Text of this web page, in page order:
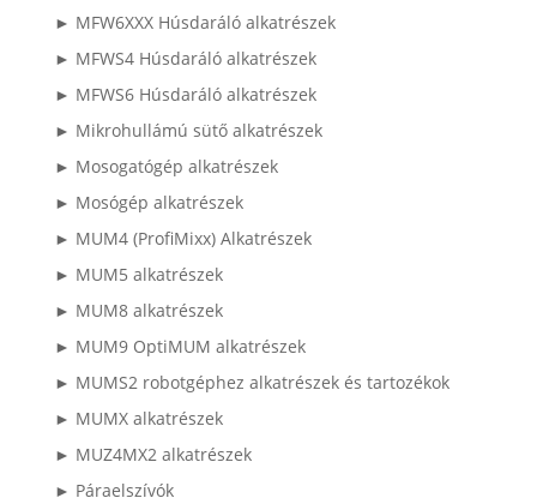
► MFW6XXX Húsdaráló alkatrészek
► MFWS4 Húsdaráló alkatrészek
► MFWS6 Húsdaráló alkatrészek
► Mikrohullámú sütő alkatrészek
► Mosogatógép alkatrészek
► Mosógép alkatrészek
► MUM4 (ProfiMixx) Alkatrészek
► MUM5 alkatrészek
► MUM8 alkatrészek
► MUM9 OptiMUM alkatrészek
► MUMS2 robotgéphez alkatrészek és tartozékok
► MUMX alkatrészek
► MUZ4MX2 alkatrészek
► Páraelszívók